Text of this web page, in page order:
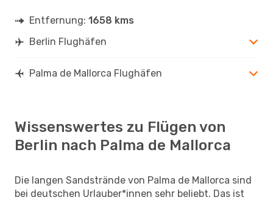
Entfernung: 1658 kms
Berlin Flughäfen
Palma de Mallorca Flughäfen
Wissenswertes zu Flügen von
Berlin nach Palma de Mallorca
Die langen Sandstrände von Palma de Mallorca sind
bei deutschen Urlauber*innen sehr beliebt. Das ist